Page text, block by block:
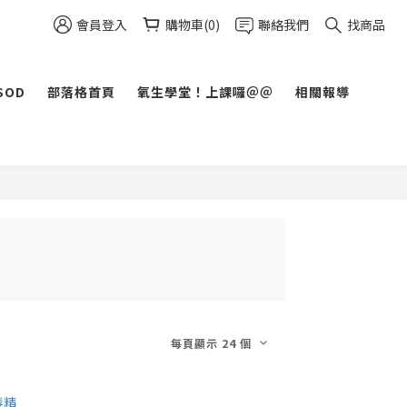
會員登入 購物車(0) 聯絡我們 找商品
部落格首頁 氧生學堂！上課囉＠＠ 相關報導
每頁顯示 24 個